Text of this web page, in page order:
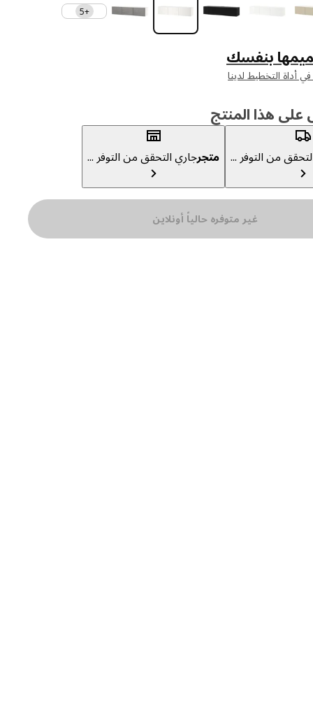
+5
بنفسك
هذا المنتج
من التوفر ... متجرجاري التحقق من التوفر ...
غير متوفره حالياً أونلاين